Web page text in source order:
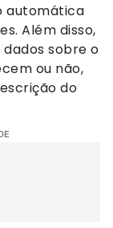
automática
Além disso,
sobre o
ou não,
do